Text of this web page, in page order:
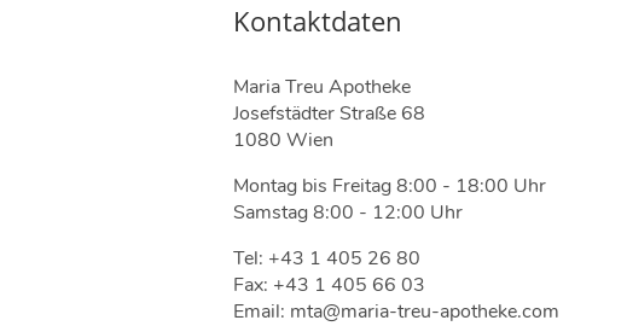
Kontaktdaten
Maria Treu Apotheke
Josefstädter Straße 68
1080 Wien
Montag bis Freitag 8:00 - 18:00 Uhr
Samstag 8:00 - 12:00 Uhr
Tel: +43 1 405 26 80
Fax: +43 1 405 66 03
Email: mta@maria-treu-apotheke.com